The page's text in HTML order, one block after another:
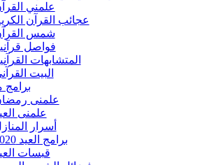
علمني
عجائب القرآن
شمس
فواصل
المتشابهات
البيت
برامج
علمنى
علمنى
أسرار
برامج العيد 2020
قبسات